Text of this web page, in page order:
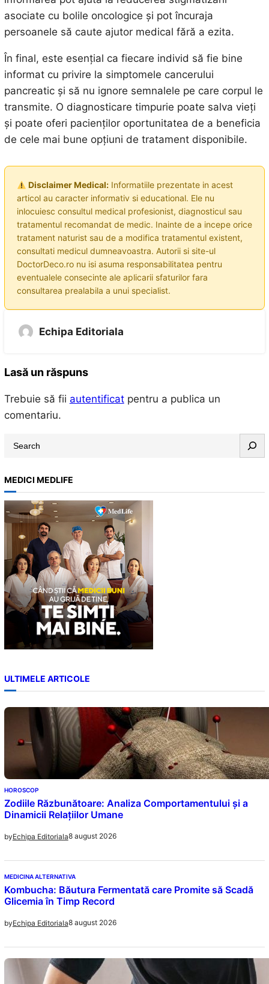
asociate cu bolile oncologice și pot încuraja
persoanele să caute ajutor medical fără a ezita.
În final, este esențial ca fiecare individ să fie bine
informat cu privire la simptomele cancerului
pancreatic și să nu ignore semnalele pe care corpul le
transmite. O diagnosticare timpurie poate salva vieți
și poate oferi pacienților oportunitatea de a beneficia
de cele mai bune opțiuni de tratament disponibile.
Disclaimer Medical:Informatiile prezentate in acest
articol au caracter informativ si educational. Ele nu
inlocuiesc consultul medical profesionist, diagnosticul sau
tratamentul recomandat de medic. Inainte de a incepe orice
tratament naturist sau de a modifica tratamentul existent,
consultati medicul dumneavoastra. Autorii si site-ul
DoctorDeco.ro nu isi asuma responsabilitatea pentru
eventualele consecinte ale aplicarii sfaturilor fara
consultarea prealabila a unui specialist.
Echipa Editoriala
Lasă un răspuns
Trebuie să fii autentificatpentru a publica un
comentariu.
a
r
c
h
MEDICI MEDLIFE
ULTIMELE ARTICOLE
HOROSCOP
Zodiile Răzbunătoare: Analiza Comportamentului și a
Dinamicii Relațiilor Umane
byEchipa Editoriala8 august 2026
MEDICINA ALTERNATIVA
Kombucha: Băutura Fermentată care Promite să Scadă
Glicemia în Timp Record
byEchipa Editoriala8 august 2026